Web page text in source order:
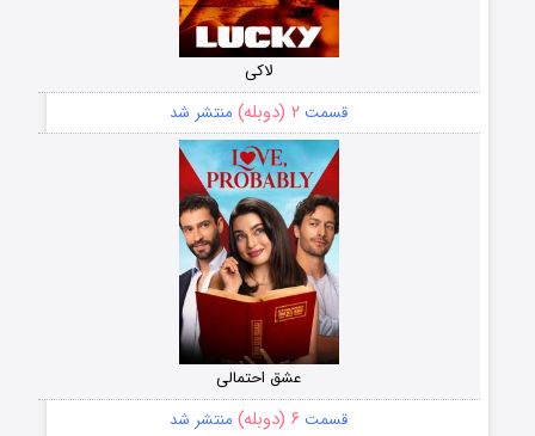
لاکی
قسمت ۲ (دوبله) منتشر شد
عشق احتمالی
قسمت ۶ (دوبله) منتشر شد